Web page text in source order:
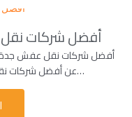
أفضل شركات
أفضل شركات نقل عفش جدة
عن أفضل شركات نقل عفش جدة بخدمة احترافية، فإن…